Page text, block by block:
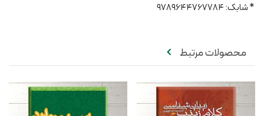
* شابک: 9789644767784
محصولات مرتبط